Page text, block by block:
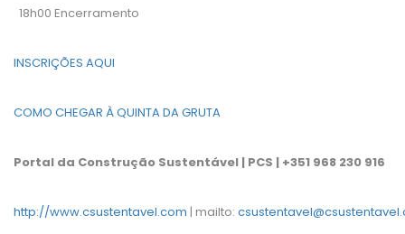
18h00 Encerramento
INSCRIÇÕES AQUI
COMO CHEGAR À QUINTA DA GRUTA
Portal da Construção Sustentável | PCS | +351 968 230 916
http://www.csustentavel.com | mailto: